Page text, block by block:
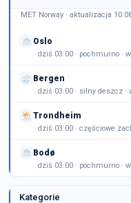
MET Norway · aktualizacja
Oslo
dziś 03:00 · pochmurno ·
Bergen
dziś 03:00 · silny deszcz ·
Trondheim
dziś 03:00 · częściowe
Bodø
dziś 03:00 · pochmurno ·
Kategorie